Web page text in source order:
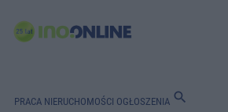
PRACA NIERUCHOMOŚCI OGŁOSZENIA search